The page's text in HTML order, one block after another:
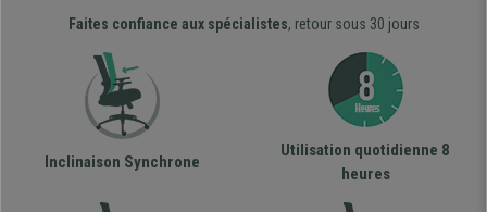
Faites confiance aux spécialistes, retour sous 30 jours
Inclinaison Synchrone
Utilisation quotidienne 8
heures